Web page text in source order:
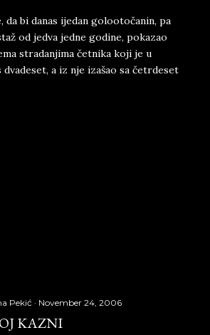
da bi danas ijedan golootočanin, pa
od jedva jedne godine, pokazao
stradanjima četnika koji je u
a iz nje izašao sa četrdeset
Pekić November 24, 2006
KAZNI